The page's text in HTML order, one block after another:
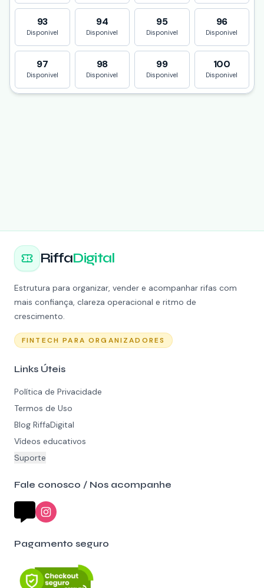
93
Disponivel
94
Disponivel
95
Disponivel
96
Disponivel
97
Disponivel
98
Disponivel
99
Disponivel
100
Disponivel
RiffaDigital
Estrutura para organizar, vender e acompanhar rifas com
mais confiança, clareza operacional e ritmo de
crescimento.
FINTECH PARA ORGANIZADORES
Links Úteis
Política de Privacidade
Termos de Uso
Blog RiffaDigital
Vídeos educativos
Suporte
Fale conosco / Nos acompanhe
Pagamento seguro